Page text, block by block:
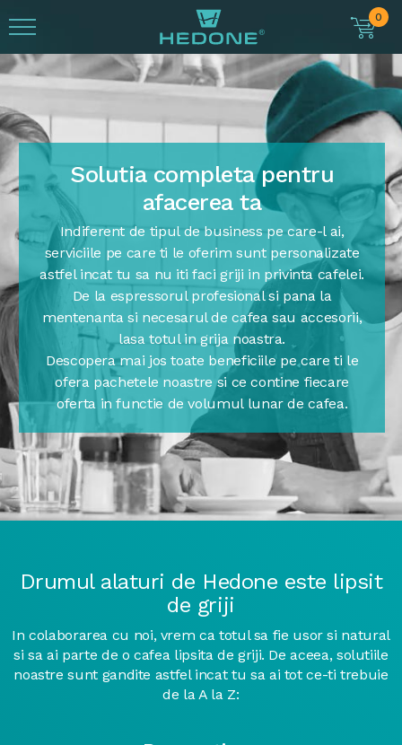
0
Solutia completa pentru
afacerea ta
Indiferent de tipul de business pe care-l ai,
serviciile pe care ti le oferim sunt personalizate
astfel incat tu sa nu iti faci griji in privinta cafelei.
De la espressorul profesional si pana la
mentenanta si necesarul de cafea sau accesorii,
lasa totul in grija noastra.
Descopera mai jos toate beneficiile pe care ti le
ofera pachetele noastre si ce contine fiecare
oferta in functie de volumul lunar de cafea.
Drumul alaturi de Hedone este lipsit
de griji
In colaborarea cu noi, vrem ca totul sa fie usor si natural
si sa ai parte de o cafea lipsita de griji. De aceea, solutiile
noastre sunt gandite astfel incat tu sa ai tot ce-ti trebuie
de la A la Z: